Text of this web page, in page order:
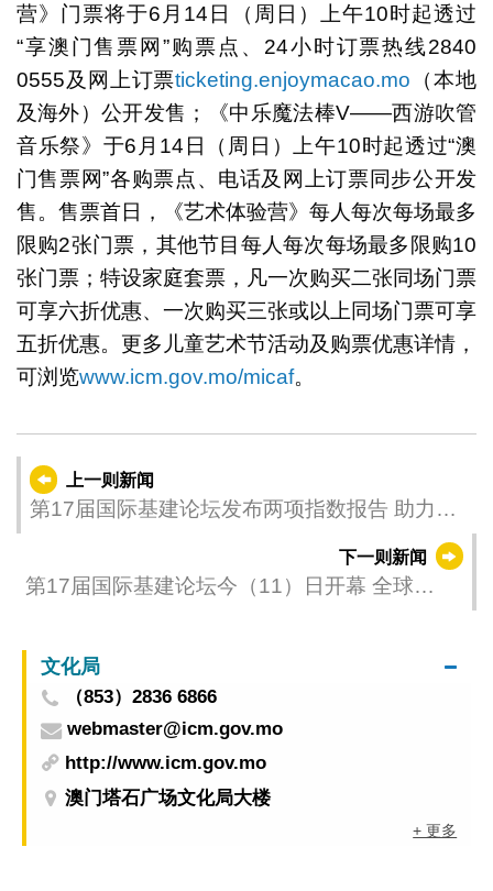
营》门票将于6月14日（周日）上午10时起透过
“享澳门售票网”购票点、24小时订票热线2840
0555及网上订票ticketing.enjoymacao.mo （本地
及海外）公开发售；《中乐魔法棒V——西游吹管
音乐祭》于6月14日（周日）上午10时起透过“澳
门售票网”各购票点、电话及网上订票同步公开发
售。售票首日，《艺术体验营》每人每次每场最多
限购2张门票，其他节目每人每次每场最多限购10
张门票；特设家庭套票，凡一次购买二张同场门票
可享六折优惠、一次购买三张或以上同场门票可享
五折优惠。更多儿童艺术节活动及购票优惠详情，
可浏览www.icm.gov.mo/micaf。
上一则新闻
第17届国际基建论坛发布两项指数报告 助力推
下一则新闻
第17届国际基建论坛今（11）日开幕 全球
文化局
（853）2836 6866
webmaster@icm.gov.mo
http://www.icm.gov.mo
澳门塔石广场文化局大楼
+ 更多